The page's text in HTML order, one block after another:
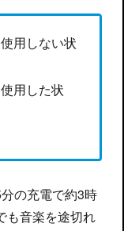
用しない状
用した状
の充電で約3時
も音楽を途切れ